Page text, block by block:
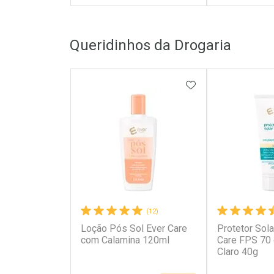
Laboratório
Ativar Desconto
Por Menos
Ativar
Por
Queridinhos da Drogaria
(12)
Loção Pós Sol Ever Care
com Calamina 120ml
ADICIONAR AOS
Protetor
Care FPS 70
Claro 40g